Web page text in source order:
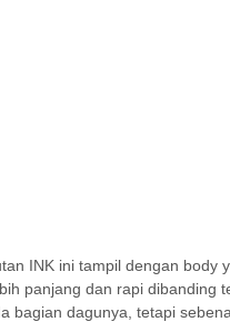
INK ini tampil dengan body
panjang dan rapi dibanding
bagian dagunya, tetapi